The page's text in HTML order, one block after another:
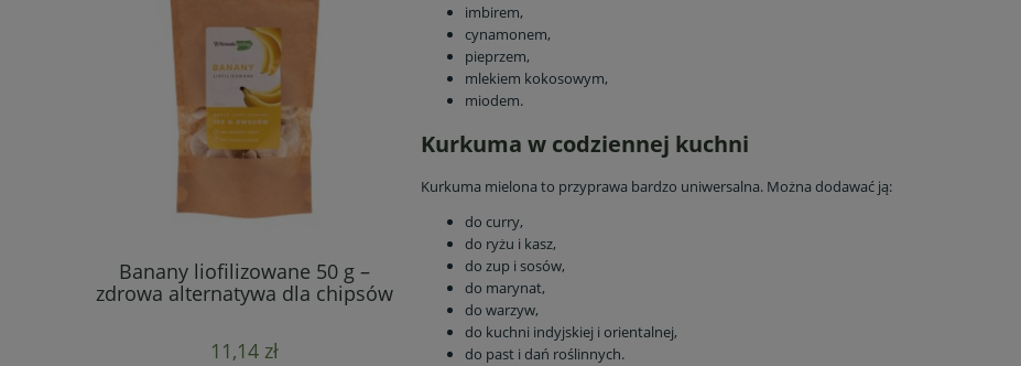
Banany liofilizowane 50 g –
zdrowa alternatywa dla chipsów
11,14 zł
Jagody liofilizowane 30 g bez
dodatków źródło
przeciwutleniaczy
15,73 zł
imbirem,
cynamonem,
pieprzem,
mlekiem kokosowym,
miodem.
Kurkuma w codziennej kuchni
Kurkuma mielona to przyprawa bardzo uniwersalna. Można dodawać ją:
do curry,
do ryżu i kasz,
do zup i sosów,
do marynat,
do warzyw,
do kuchni indyjskiej i orientalnej,
do past i dań roślinnych.